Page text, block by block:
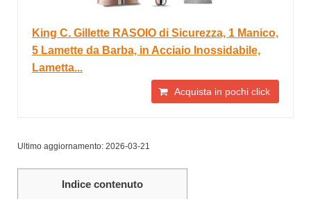
King C. Gillette RASOIO di Sicurezza, 1 Manico,
5 Lamette da Barba, in Acciaio Inossidabile,
Lametta...
Acquista in pochi click
Ultimo aggiornamento: 2026-03-21
Indice contenuto